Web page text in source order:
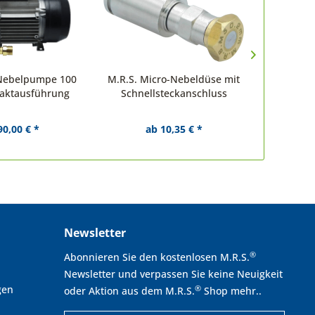
100
€ *
M.R.S. Micro-Nebeldüse mit
Schnellsteckanschluss
ab 10,35 € *
Newsletter
Abonnieren Sie den kostenlosen M.R.S.®
Newsletter und verpassen Sie keine Neuigkeit
oder Aktion aus dem M.R.S.® Shop mehr..